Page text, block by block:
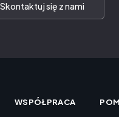
Skontaktuj się z nami
WSPÓŁPRACA